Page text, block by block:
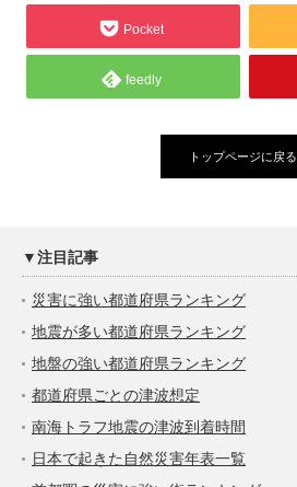
Pocket
feedly
トップページに戻る
▼注目記事
災害に強い都道府県ランキング
地震が多い都道府県ランキング
地盤の強い都道府県ランキング
都道府県ごとの津波想定
南海トラフ地震の津波到着時間
日本で起きた自然災害年表一覧